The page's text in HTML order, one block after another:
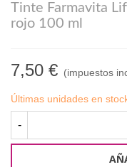
Tinte Farmavita
rojo 100 ml
7,50 € (impuestos
Últimas unidades en
-